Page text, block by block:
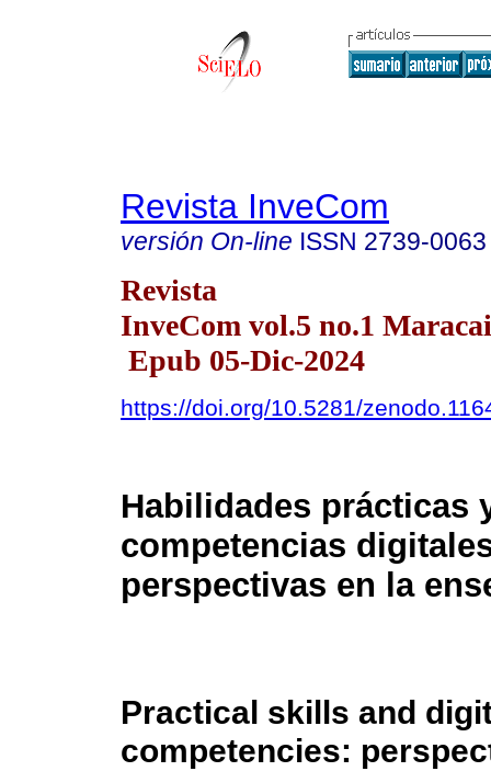
Revista InveCom
versión On-line ISSN 2739-0063
Revista
InveCom vol.5 no.1
Epub 05-Dic-2024
https://doi.org/10.5281/
Habilidades prácticas
competencias
perspectivas en la
Practical skills and
competencies: